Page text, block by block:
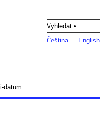
Vyhledat •
Čeština
English
i-datum